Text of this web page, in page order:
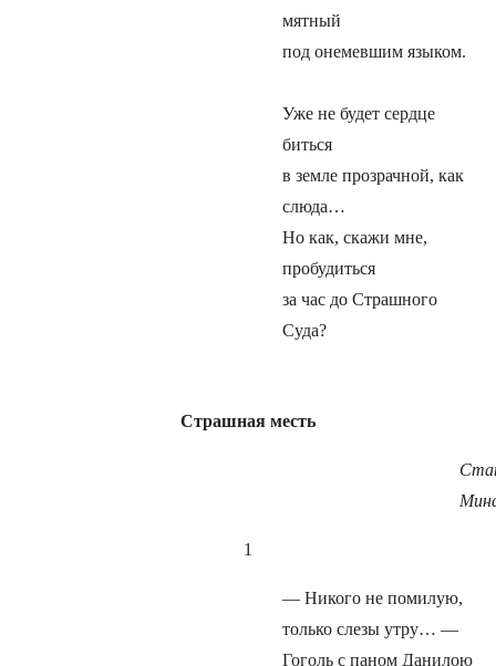
мятный
под онемевшим языком.
Уже не будет сердце
биться
в земле прозрачной, как
слюда…
Но как, скажи мне,
пробудиться
за час до Страшного
Суда?
Страшная месть
1
— Никого не помилую,
только слезы утру… —
Гоголь с паном Данилою